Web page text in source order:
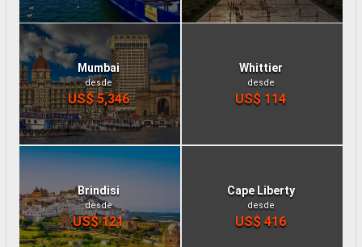
Mumbai
desde
US$ 5,346
Whittier
desde
US$ 114
Brindisi
desde
US$ 121
Cape Liberty
desde
US$ 416